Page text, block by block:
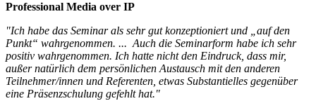
Professional Media over IP
"Ich habe das Seminar als sehr gut konzeptioniert und „auf den
Punkt“ wahrgenommen. ... Auch die Seminarform habe ich sehr
positiv wahrgenommen. Ich hatte nicht den Eindruck, dass mir,
außer natürlich dem persönlichen Austausch mit den anderen
Teilnehmer/innen und Referenten, etwas Substantielles gegenüber
eine Präsenzschulung gefehlt hat."